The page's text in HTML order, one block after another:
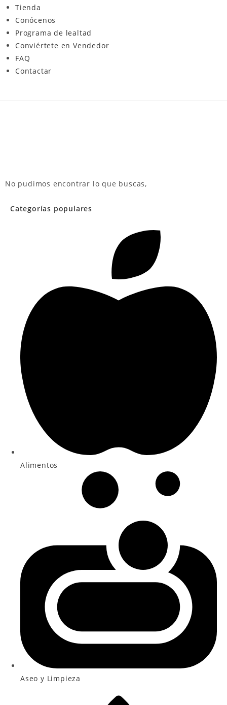
Tienda
Conócenos
Programa de lealtad
Conviértete en Vendedor
FAQ
Contactar
Categorías populares
Alimentos
Aseo y Limpieza
No pudimos encontrar lo que buscas,